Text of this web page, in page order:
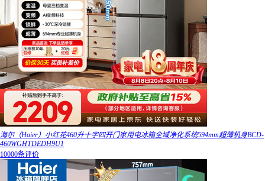
海尔（Haier）小红花460升十字四开门家用电冰箱全域净化系统594mm超薄机身BCD-
460WGHTDEDH9U1
10000条评价